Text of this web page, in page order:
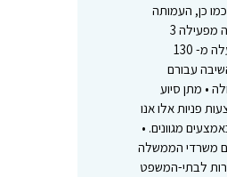
כן, העמותה
פועלת לשינוי חקיקה ולהעלאת המודעות הציבורית לזכויות עובדים. העמותה מפעילה 3
סניפים, מעסיקה 27 אנשי צוות ושמונה מתנדבי שירות לאומי, ונעזרת בלמעלה מ- 130
ליותר מ- 50,000 עובדים, והשיבה עבורם
שקלים. דרכי פעולה • מתן סיוע
פניות אלו אנו
מגוונים. •
עם משרדי הממשלה
לבתי-המשפט